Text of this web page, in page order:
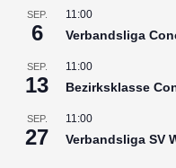
SEP.
6
11:00
Verbandsliga
SEP.
13
11:00
Bezirksklasse
SEP.
27
11:00
Verbandsliga SV